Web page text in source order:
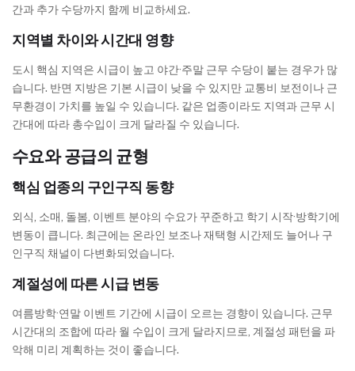
간과 추가 수당까지 함께 비교하세요.
지역별 차이와 시간대 영향
도시 핵심 지역은 시급이 높고 야간·주말 근무 수당이 붙는 경우가 많
습니다. 반면 지방은 기본 시급이 낮을 수 있지만 교통비 보전이나 근
무환경이 가치를 높일 수 있습니다. 같은 업종이라도 지역과 근무 시
간대에 따라 총수입이 크게 달라질 수 있습니다.
수요와 공급의 균형
핵심 업종의 구인구직 동향
외식, 소매, 돌봄, 이벤트 분야의 수요가 꾸준하고 학기 시작·방학기에
변동이 큽니다. 최근에는 온라인 보조나 재택형 시간제도 늘어나 구
인구직 채널이 다변화되었습니다.
계절성에 따른 시급 변동
여름방학·연말 이벤트 기간에 시급이 오르는 경향이 있습니다. 근무
시간대의 조합에 따라 월 수입이 크게 달라지므로, 계절성 패턴을 파
악해 미리 계획하는 것이 좋습니다.